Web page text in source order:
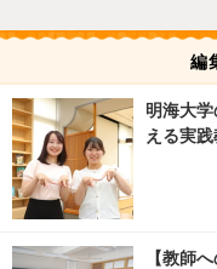
編
明海大
える実
【教師